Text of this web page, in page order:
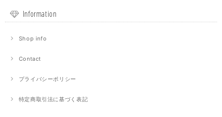
Information
Shop info
Contact
プライバシーポリシー
特定商取引法に基づく表記